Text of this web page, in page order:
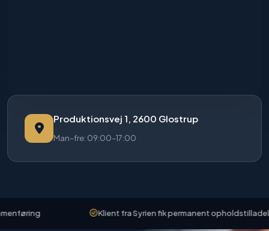
Produktionsvej 1, 2600 Glostrup
Man–fre: 09:00–17:00
Klient fra Syrien fik permanent opholdstilladelse